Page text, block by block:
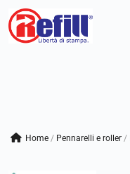
Vai
Home / pennarelli e roller /